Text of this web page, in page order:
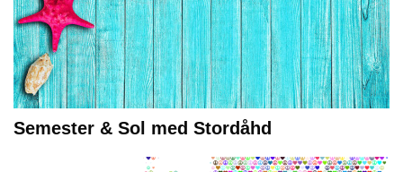
Semester & Sol med Stordåhd